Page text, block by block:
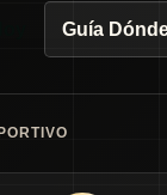
Guía